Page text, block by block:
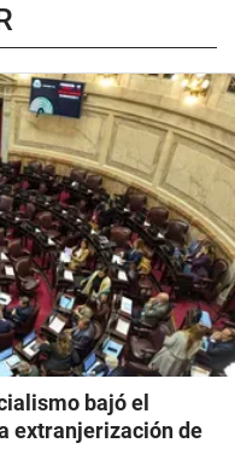
bajó el
extranjerización de